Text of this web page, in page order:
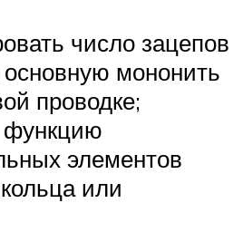
число зацепов
основную мононить
проводке;
функцию
элементов
или